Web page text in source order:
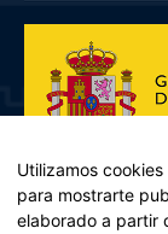
Utilizamos
para mostrarte
elaborado a partir